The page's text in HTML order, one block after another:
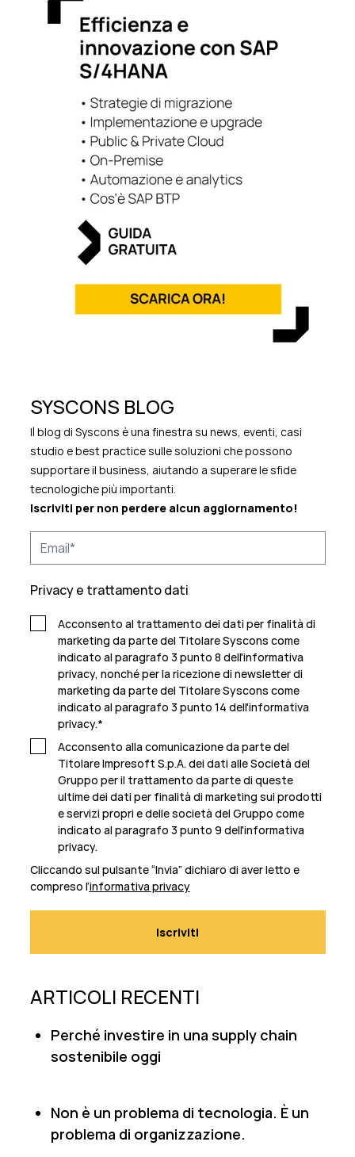
SYSCONS BLOG
Il blog di Syscons è una finestra su news, eventi, casi
studio e best practice sulle soluzioni che possono
supportare il business, aiutando a superare le sfide
tecnologiche più importanti.
Iscriviti per non perdere alcun aggiornamento!
Privacy e trattamento dati
Acconsento al trattamento dei dati per finalità di
marketing da parte del Titolare Syscons come
indicato al paragrafo 3 punto 8 dell'informativa
privacy, nonché per la ricezione di newsletter di
marketing da parte del Titolare Syscons come
indicato al paragrafo 3 punto 14 dell'informativa
privacy.*
Acconsento alla comunicazione da parte del
Titolare Impresoft S.p.A. dei dati alle Società del
Gruppo per il trattamento da parte di queste
ultime dei dati per finalità di marketing sui prodotti
e servizi propri e delle società del Gruppo come
indicato al paragrafo 3 punto 9 dell'informativa
privacy.
Cliccando sul pulsante “Invia” dichiaro di aver letto e
compreso l’informativa privacy
ARTICOLI RECENTI
Perché investire in una supply chain
sostenibile oggi
Non è un problema di tecnologia. È un
problema di organizzazione.